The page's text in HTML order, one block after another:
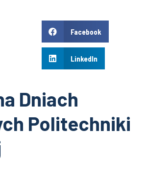
Facebook
LinkedIn
Dniach
Politechniki